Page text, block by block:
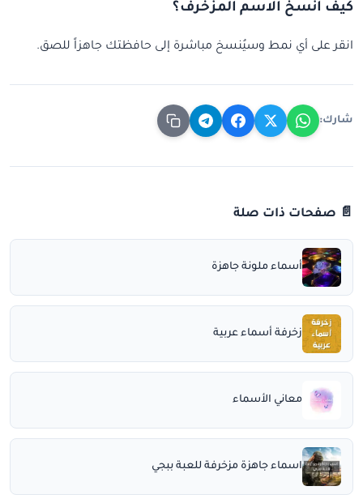
كيف أنسخ الاسم المزخرف؟
انقر على أي نمط وسيُنسخ مباشرة إلى حافظتك جاهزاً للصق.
شارك:
📄 صفحات ذات صلة
أسماء ملونة جاهزة
زخرفة أسماء عربية
معاني الأسماء
اسماء جاهزة مزخرفة للعبة ببجي